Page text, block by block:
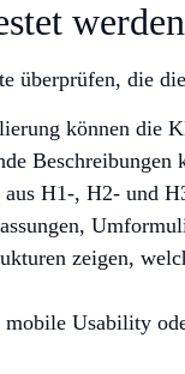
überprüfen, die
können die
H1-, H2- und
zeigen,
Usability